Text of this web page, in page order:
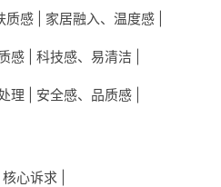
感 | 家居融入、温度感 |
感 | 科技感、易清洁 |
理 | 安全感、品质感 |
心诉求 |